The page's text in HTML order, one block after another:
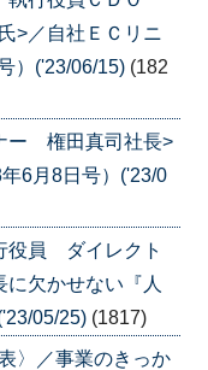
／自社ＥＣリニ
）('23/06/15) (182
ー 権田真司社長>
6月8日号）('23/0
役員 ダイレクト
欠かせない『人
05/25) (1817)
〉／事業のきっか